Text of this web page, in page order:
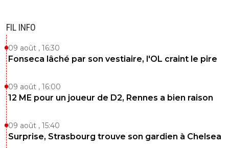
FIL INFO
09 août , 16:30
Fonseca lâché par son vestiaire, l'OL craint le pire
09 août , 16:00
12 ME pour un joueur de D2, Rennes a bien raison
09 août , 15:40
Surprise, Strasbourg trouve son gardien à Chelsea